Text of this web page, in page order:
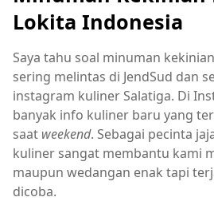
Lokita Indonesia
Saya tahu soal minuman
sering melintas di JendSud dan
instagram kuliner Salatiga. Di
banyak info kuliner baru yang
saat weekend. Sebagai pecinta
kuliner sangat membantu kami
maupun wedangan enak tapi
dicoba.